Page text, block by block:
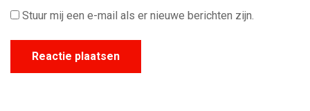
Stuur mij een e-mail als er nieuwe berichten zijn.